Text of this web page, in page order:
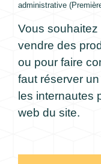
administrative
Vous
vendre des
ou pour faire
faut réserver
les internautes
web du site.